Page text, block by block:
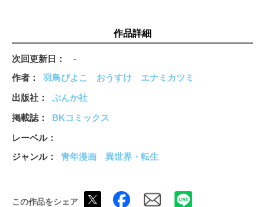
数のギルドが警備する式典となったが、闇の組織“黒い市場（ブ
ラックマーケット）”が突如襲撃を開始する。混乱する式典会場
でラベルたちは生き残れるのか――!?
作品詳細
次回更新日 -
作者 羽鳥ぴよこ おうすけ
エナミカツミ
出版社
ぶんか社
掲載誌
BKコミックス
レーベル
ジャンル
青年漫画 異世界・転生
この作品をシェア